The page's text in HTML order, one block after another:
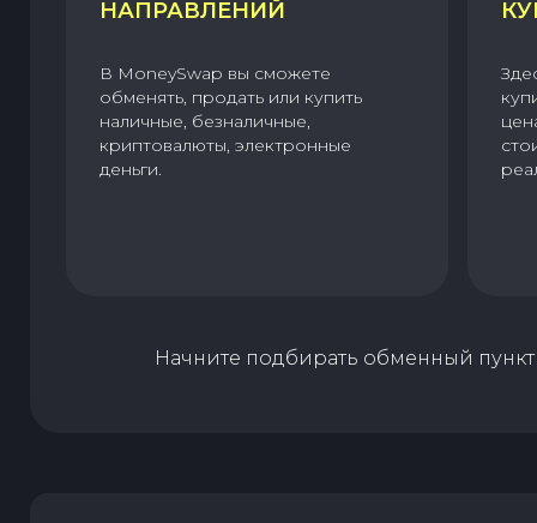
НАПРАВЛЕНИЙ
В MoneySwap вы сможете
обменять, продать или купить
наличные, безналичные,
криптовалюты, электронные
деньги.
Начните подбирать обменный